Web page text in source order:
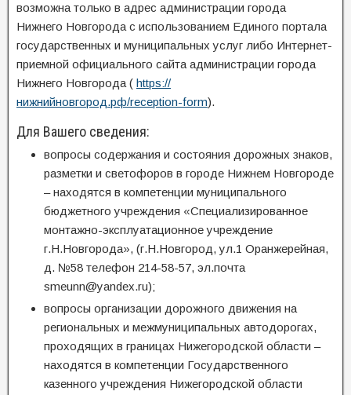
возможна только в адрес администрации города
Нижнего Новгорода с использованием Единого портала
государственных и муниципальных услуг либо Интернет-
приемной официального сайта администрации города
Нижнего Новгорода ( https://
нижнийновгород.рф/reception-form).
Для Вашего сведения:
вопросы содержания и состояния дорожных знаков,
разметки и светофоров в городе Нижнем Новгороде
– находятся в компетенции муниципального
бюджетного учреждения «Специализированное
монтажно-эксплуатационное учреждение
г.Н.Новгорода», (г.Н.Новгород, ул.1 Оранжерейная,
д. №58 телефон 214-58-57, эл.почта
smeunn@yandex.ru);
вопросы организации дорожного движения на
региональных и межмуниципальных автодорогах,
проходящих в границах Нижегородской области –
находятся в компетенции Государственного
казенного учреждения Нижегородской области